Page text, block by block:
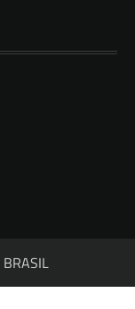
BRASIL